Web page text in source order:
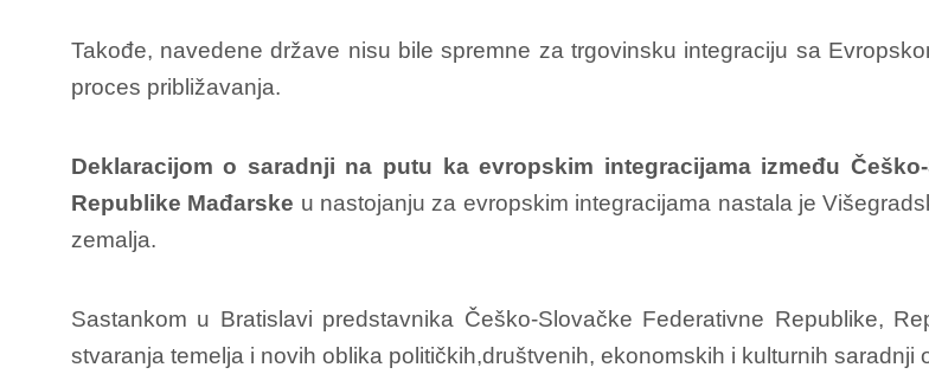
Takođe, navedene države nisu bile spremne za trgovinsku integraciju sa
proces približavanja.
Deklaracijom o saradnji na putu ka evropskim integracijama između
Republike Mađarske u nastojanju za evropskim integracijama nastala je
zemalja.
Sastankom u Bratislavi predstavnika Češko-Slovačke Federativne Republike,
stvaranja temelja i novih oblika političkih,društvenih, ekonomskih i kulturnih